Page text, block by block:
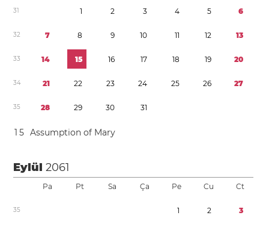
31 1 2 3 4 5 6
32 7 8 9 10 11 12 13
33 14 15 16 17 18 19 20
34 21 22 23 24 25 26 27
35 28 29 30 31
1 5 Assumption of Mary
Eylül2061
Pa Pt Sa Ça Pe Cu Ct
35 1 2 3